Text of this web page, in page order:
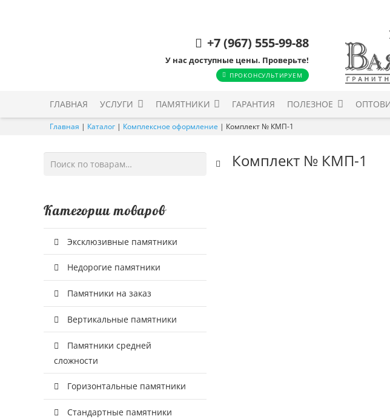
+7 (967) 555-99-88
У нас доступные цены. Проверьте!
ПРОКОНСУЛЬТИРУЕМ
ГЛАВНАЯ УСЛУГИ ПАМЯТНИКИ ГАРАНТИЯ ПОЛЕЗНОЕ
Главная | Каталог | Комплексное оформление | Комплект № КМП-1
Искать:
Категории товаров
Эксклюзивные памятники
Недорогие памятники
Памятники на заказ
Вертикальные памятники
Памятники средней
сложности
Горизонтальные памятники
Стандартные памятники
Комплект № КМП-1